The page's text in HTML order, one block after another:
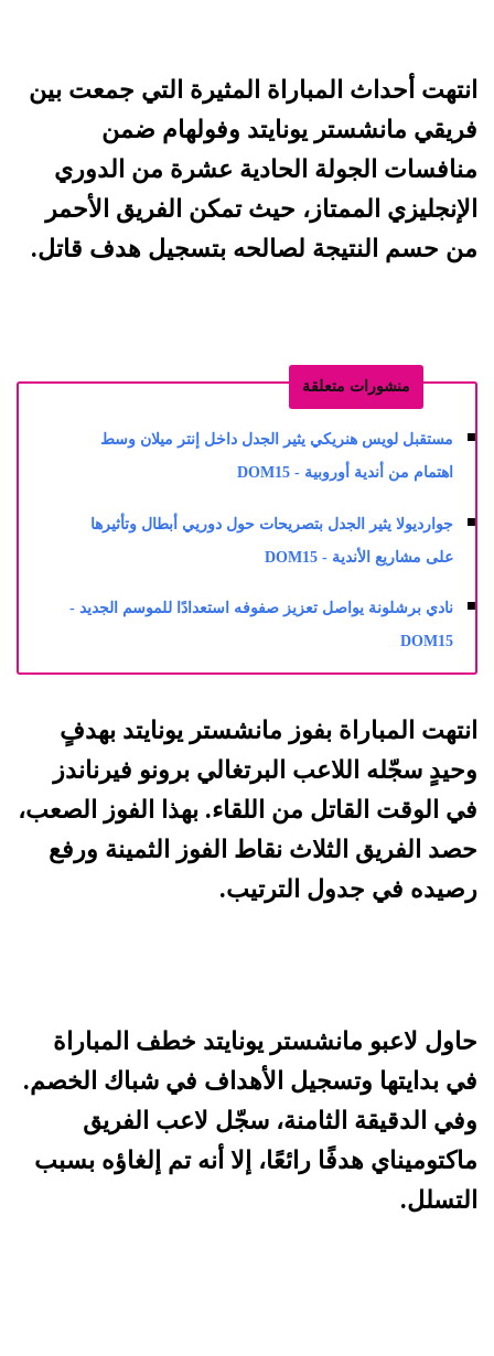
انتهت أحداث المباراة المثيرة التي جمعت بين
فريقي مانشستر يونايتد وفولهام ضمن
منافسات الجولة الحادية عشرة من الدوري
الإنجليزي الممتاز، حيث تمكن الفريق الأحمر
من حسم النتيجة لصالحه بتسجيل هدف قاتل.
منشورات متعلقة
مستقبل لويس هنريكي يثير الجدل داخل إنتر ميلان وسط
اهتمام من أندية أوروبية - DOM15
جوارديولا يثير الجدل بتصريحات حول دوريي أبطال وتأثيرها
على مشاريع الأندية - DOM15
نادي برشلونة يواصل تعزيز صفوفه استعدادًا للموسم الجديد -
DOM15
انتهت المباراة بفوز مانشستر يونايتد بهدفٍ
وحيدٍ سجّله اللاعب البرتغالي برونو فيرناندز
في الوقت القاتل من اللقاء. بهذا الفوز الصعب،
حصد الفريق الثلاث نقاط الفوز الثمينة ورفع
رصيده في جدول الترتيب.
حاول لاعبو مانشستر يونايتد خطف المباراة
في بدايتها وتسجيل الأهداف في شباك الخصم.
وفي الدقيقة الثامنة، سجّل لاعب الفريق
ماكتوميناي هدفًا رائعًا، إلا أنه تم إلغاؤه بسبب
التسلل.